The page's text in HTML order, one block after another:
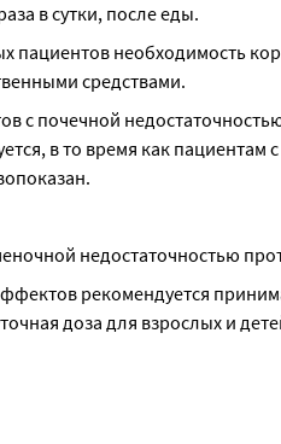
в сутки, после еды.
необходимость
средствами.
с почечной
в то время как пациентам
недостаточностью
рекомендуется
доза для взрослых и